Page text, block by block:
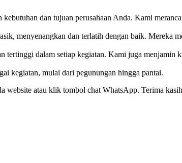
dan tujuan perusahaan Anda. Kami
menyenangkan dan terlatih dengan baik. Mereka
tertinggi dalam setiap kegiatan. Kami juga menjamin
kegiatan, mulai dari pegunungan hingga pantai.
website atau klik tombol chat WhatsApp. Terima kasih